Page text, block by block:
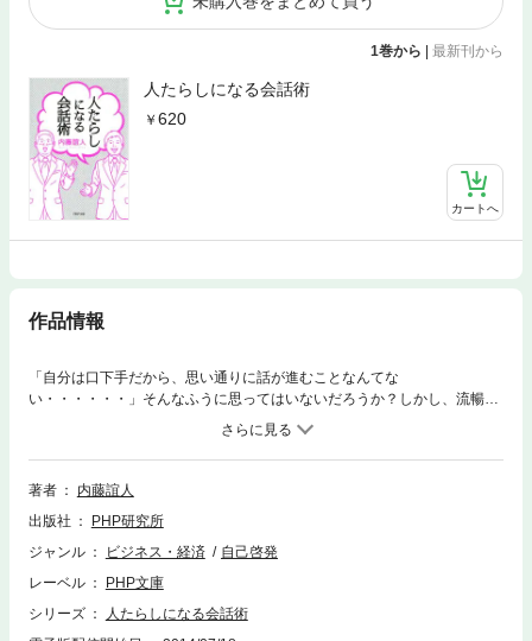
1巻から | 最新刊から
人たらしになる会話術
620
カートへ
作品情報
「自分は口下手だから、思い通りに話が進むことなんてな
い・・・・・・」そんなふうに思ってはいないだろうか？しかし、流暢
に、要領よく話すあの人だって、何の努力もせずに会話上手なわけではな
い。会話はテクニック。正しい方法を知り、練習をしさえすれば、誰にで
も必ずその技術を身につけられるのだ。本書では心理学者が返事はスピー
ディに相手を喜ばせることを第一に考えよ初対面の人と会うときには、過
ろ十分に怖がらせてから、叱る問題は、自分から暴露してしまえなど、す
ぐに実践できる会話のコツを伝授。ビジネスが、人間関係が、理想通りに
著者
内藤誼人
出版社
PHP研究所
ジャンル
ビジネス・経済
自己啓発
レーベル
PHP文庫
シリーズ
人たらしになる会話術